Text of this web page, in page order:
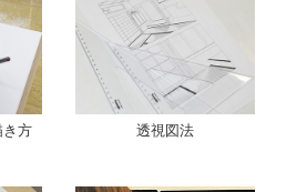
き方 透視図法